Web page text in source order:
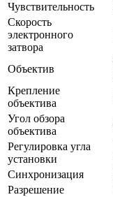
Чувствительность
Скорость
электронного
затвора
Объектив
Крепление
объектива
Угол обзора
объектива
Регулировка угла
установки
Синхронизация
Разрешение